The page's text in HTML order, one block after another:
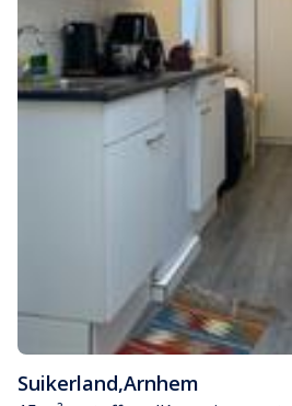
Suikerland,Arnhem